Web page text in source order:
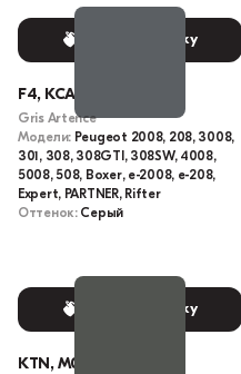
Выбрать краску
F4, KCA, KCAC, M0F4
Gris Artence
Модели: Peugeot 2008, 208, 3008,
301, 308, 308GTI, 308SW, 4008,
5008, 508, Boxer, e-2008, e-208,
Expert, PARTNER, Rifter
Оттенок: Серый
Выбрать краску
KTN, M09N